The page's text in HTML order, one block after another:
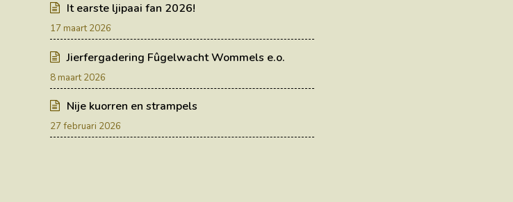
It earste ljipaai fan 2026!
17 maart 2026
Jierfergadering Fûgelwacht Wommels e.o.
8 maart 2026
Nije kuorren en strampels
27 februari 2026